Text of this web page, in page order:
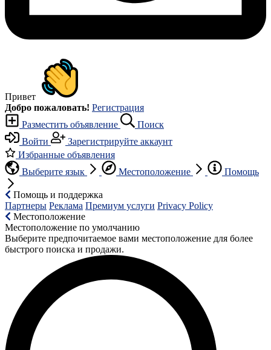
Привет
Добро пожаловать! Регистрация
Разместить объявление
Поиск
Войти
Зарегистрируйте аккаунт
Избранные объявления
Выберите язык
Местоположение Помощь
Помощь и поддержка
Партнеры Реклама Премиум услуги Privacy Policy
Местоположение
Местоположение по умолчанию
Выберите предпочитаемое вами местоположение для более
быстрого поиска и продажи.